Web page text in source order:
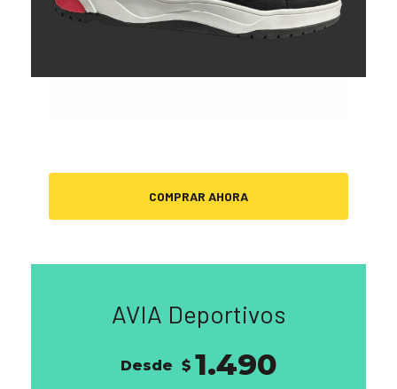
COMPRAR AHORA
AVIA Deportivos
Desde $ 1.490